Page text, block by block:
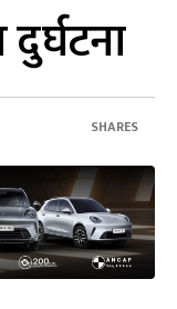
SHARES